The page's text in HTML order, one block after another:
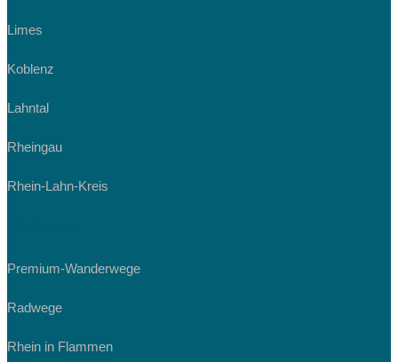
Limes
Koblenz
Lahntal
Rheingau
Rhein-Lahn-Kreis
Premium-Wanderwege
Radwege
Rhein in Flammen